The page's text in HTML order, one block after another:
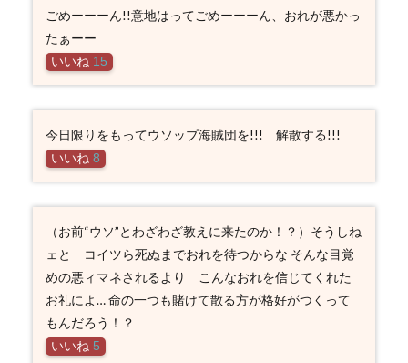
ごめーーーん!!意地はってごめーーーん、おれが悪かっ
たぁーー
いいね 15
今日限りをもってウソップ海賊団を!!! 解散する!!!
いいね 8
（お前“ウソ”とわざわざ教えに来たのか！？）そうしね
ェと コイツら死ぬまでおれを待つからな そんな目覚
めの悪ィマネされるより こんなおれを信じてくれた
お礼によ… 命の一つも賭けて散る方が格好がつくって
もんだろう！？
いいね 5